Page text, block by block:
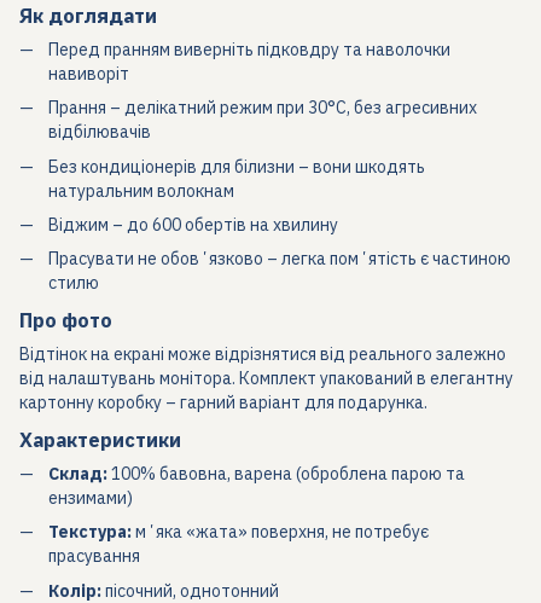
Як доглядати
Перед пранням виверніть підковдру та наволочки
навиворіт
Прання – делікатний режим при 30°C, без агресивних
відбілювачів
Без кондиціонерів для білизни – вони шкодять
натуральним волокнам
Віджим – до 600 обертів на хвилину
Прасувати не обовʼязково – легка помʼятість є частиною
стилю
Про фото
Відтінок на екрані може відрізнятися від реального залежно
від налаштувань монітора. Комплект упакований в елегантну
картонну коробку – гарний варіант для подарунка.
Характеристики
Склад:100% бавовна, варена (оброблена парою та
ензимами)
Текстура:мʼяка «жата» поверхня, не потребує
прасування
Колір:пісочний, однотонний